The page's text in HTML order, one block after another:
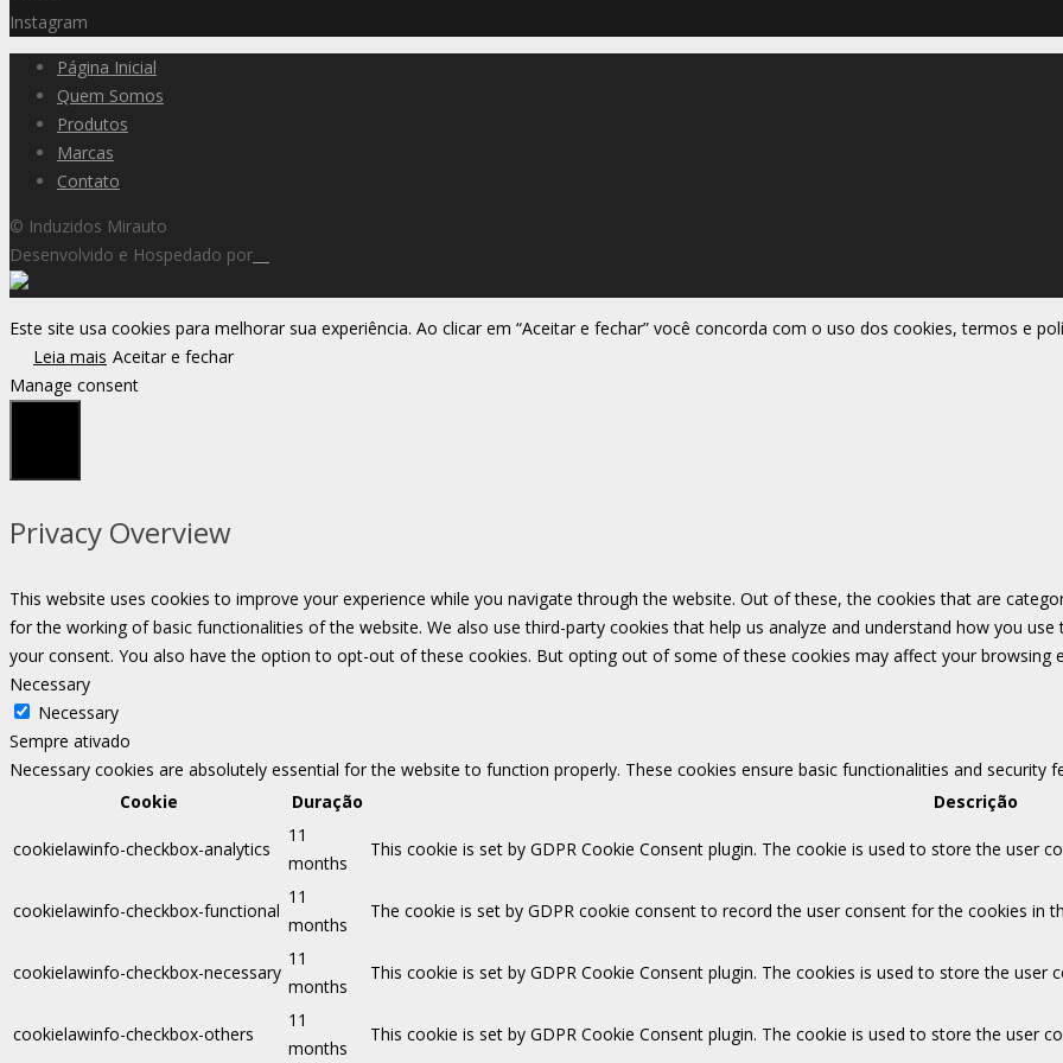
Instagram
Página Inicial
Quem Somos
Produtos
Marcas
Contato
© Induzidos Mirauto
Desenvolvido e Hospedado por
Este site usa cookies para melhorar sua experiência. Ao clicar em “Aceitar e fechar” você concorda com o uso dos cookies, termos e
Leia mais Aceitar e fechar
Manage consent
Privacy Overview
This website uses cookies to improve your experience while you navigate through the website. Out of these, the cookies that are
for the working of basic functionalities of the website. We also use third-party cookies that help us analyze and understand how you
your consent. You also have the option to opt-out of these cookies. But opting out of some of these cookies may affect your browsing
Necessary
Necessary
Sempre ativado
Necessary cookies are absolutely essential for the website to function properly. These cookies ensure basic functionalities and security
Cookie
Duração Descrição
cookielawinfo-checkbox-analytics
11
months
This cookie is set by GDPR Cookie Consent plugin. The cookie is used to store the user
cookielawinfo-checkbox-functional
11
months
The cookie is set by GDPR cookie consent to record the user consent for the cookies in
cookielawinfo-checkbox-necessary
11
months
This cookie is set by GDPR Cookie Consent plugin. The cookies is used to store the
cookielawinfo-checkbox-others
11
months
This cookie is set by GDPR Cookie Consent plugin. The cookie is used to store the user